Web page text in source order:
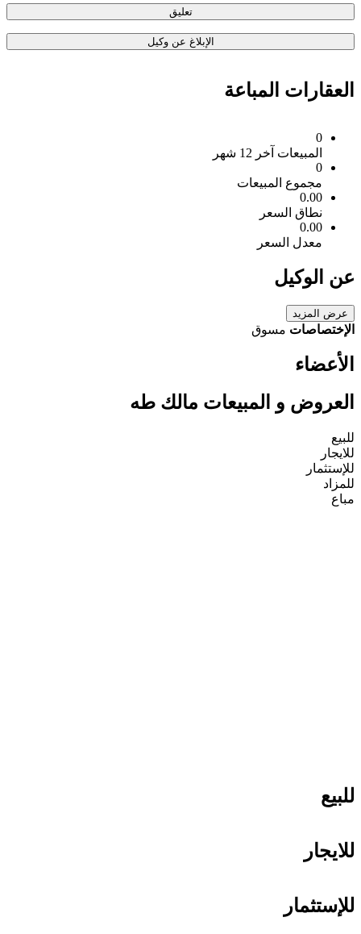
تعليق
الإبلاغ عن وكيل
العقارات المباعة
0
المبيعات آخر 12 شهر
0
مجموع المبيعات
0.00
نطاق السعر
0.00
معدل السعر
عن الوكيل
عرض المزيد
الإختصاصات مسوق
الأعضاء
العروض و المبيعات مالك طه
للبيع
للايجار
للإستثمار
للمزاد
مباع
للبيع
للايجار
للإستثمار